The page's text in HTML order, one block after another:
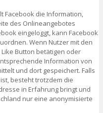
Facebook die Information,
des Onlineangebotes
eingeloggt, kann Facebook
Wenn Nutzer mit den
Button betätigen oder
Information von
und dort gespeichert. Falls
besteht trotzdem die
in Erfahrung bringt und
nur eine anonymisierte